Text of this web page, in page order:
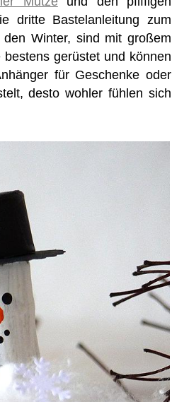
dritte Bastelanleitung zum
Winter, sind mit großem
gerüstet und können
für Geschenke oder
desto wohler fühlen sich